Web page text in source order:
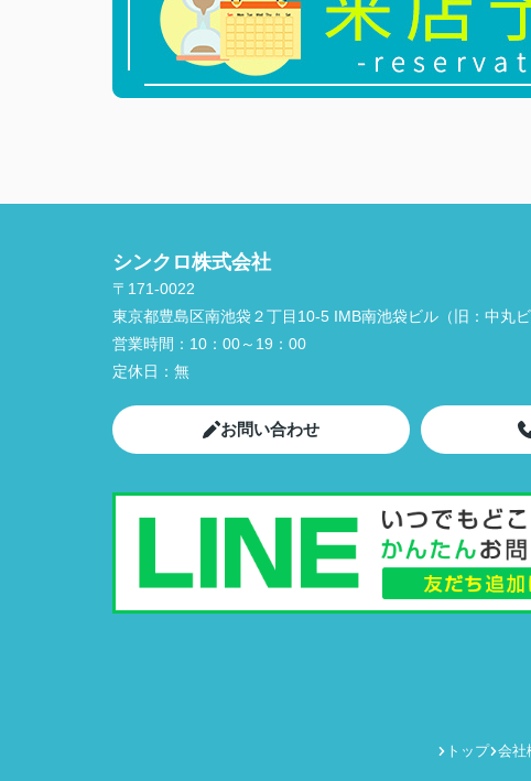
シンクロ株式会社
〒171-0022
東京都豊島区南池袋２丁目10-5 IMB南池袋ビル（旧：中丸
営業時間： 10：00～19：00
定休日： 無
お問い合わせ
トップ 会社